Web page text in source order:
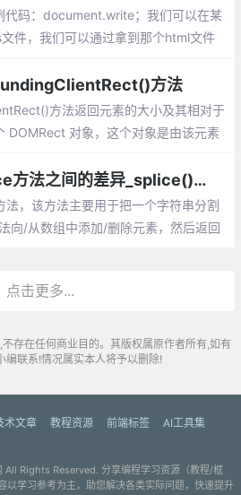
代码：document.write；我们可以在某
件，我们可以通过拿到那个html文件
方法
方法返回元素的大小及其相对于
DOMRect 对象，这个对象是由该元素
js中split,splice,slice方法之间的差异_splice()、slice()、split()函数的区分
，该方法主要用于把一个字符串分割
向/从数组中添加/删除元素，然后返回
点击更多...
存在任何商业目的。其版权属原作者所有,如有
编联系!情况属实本人将予以删除!
术文章 教程资源 前端标签
AI工具集